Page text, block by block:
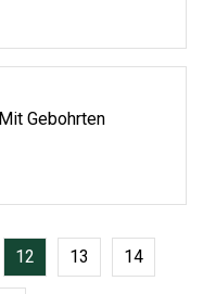
Gebohrten
12 13 14